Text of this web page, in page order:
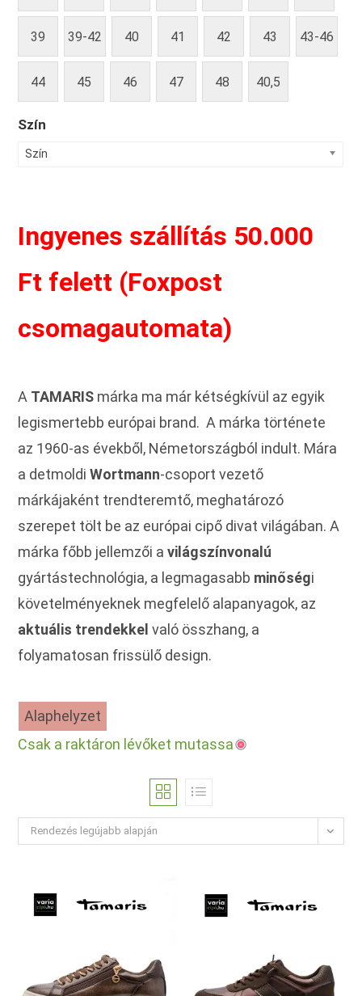
39 39-42 40 41 42 43 43-46
44 45 46 47 48 40,5
Szín
Szín
Ingyenes szállítás 50.000
Ft felett (Foxpost
csomagautomata)
A TAMARIS márka ma már kétségkívül az egyik
legismertebb európai brand. A márka története
az 1960-as évekből, Németországból indult. Mára
a detmoldiWortmann-csoport vezető
márkájaként trendteremtő, meghatározó
szerepet tölt be az európai cipő divat világában. A
márka főbb jellemzői avilágszínvonalú
gyártástechnológia, a legmagasabb minőségi
követelményeknek megfelelő alapanyagok, az
aktuális trendekkel való összhang, a
folyamatosan frissülő design.
Alaphelyzet
Csak a raktáron lévőket mutassa
Rendezés legújabb alapján